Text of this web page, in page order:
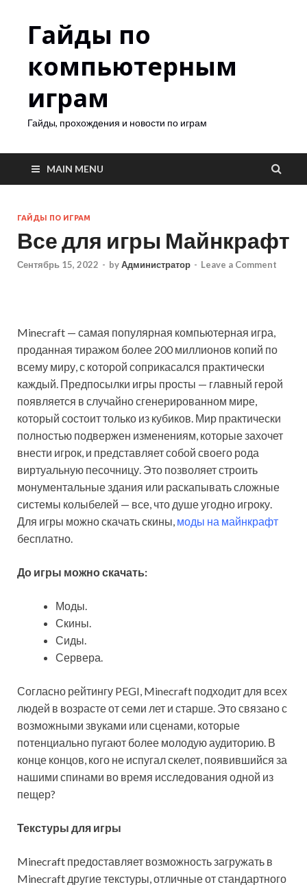
Гайды по
компьютерным
играм
Гайды, прохождения и новости по играм
MAIN MENU
ГАЙДЫ ПО ИГРАМ
Все для игры Майнкрафт
Сентябрь 15, 2022 - byАдминистратор - Leave a Comment
Minecraft — самая популярная компьютерная игра,
проданная тиражом более 200 миллионов копий по
всему миру, с которой соприкасался практически
каждый. Предпосылки игры просты — главный герой
появляется в случайно сгенерированном мире,
который состоит только из кубиков. Мир практически
полностью подвержен изменениям, которые захочет
внести игрок, и представляет собой своего рода
виртуальную песочницу. Это позволяет строить
монументальные здания или раскапывать сложные
системы колыбелей — все, что душе угодно игроку.
Для игры можно скачать скины, моды на майнкрафт
бесплатно.
До игры можно скачать:
Моды.
Скины.
Сиды.
Сервера.
Согласно рейтингу PEGI, Minecraft подходит для всех
людей в возрасте от семи лет и старше. Это связано с
возможными звуками или сценами, которые
потенциально пугают более молодую аудиторию. В
конце концов, кого не испугал скелет, появившийся за
нашими спинами во время исследования одной из
пещер?
Текстуры для игры
Minecraft предоставляет возможность загружать в
Minecraft другие текстуры, отличные от стандартного